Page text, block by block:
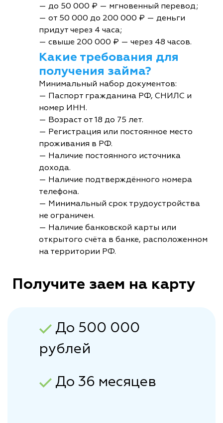
— до 50 000 ₽ — мгновенный перевод;
— от 50 000 до 200 000 ₽ — деньги
придут через 4 часа;
— свыше 200 000 ₽ — через 48 часов.
Какие требования для
получения займа?
Минимальный набор документов:
— Паспорт гражданина РФ, СНИЛС и
номер ИНН.
— Возраст от 18 до 75 лет.
— Регистрация или постоянное место
проживания в РФ.
— Наличие постоянного источника
дохода.
— Наличие подтверждённого номера
телефона.
— Минимальный срок трудоустройства
не ограничен.
— Наличие банковской карты или
открытого счёта в банке, расположенном
на территории РФ.
Получите заем на карту
До 500 000
рублей
До 36 месяцев